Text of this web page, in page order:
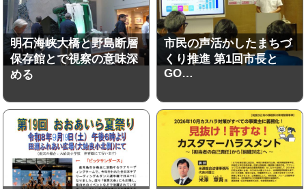
明石海峡大橋と野島断層
保存館とで視察の意味深
める
市民の声活かしたまちづ
くり推進 第1回市長と
GO…